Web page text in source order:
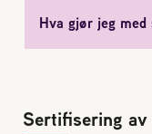
Plassering av
Sjekkliste for
Hva gjør jeg med
Sertifisering